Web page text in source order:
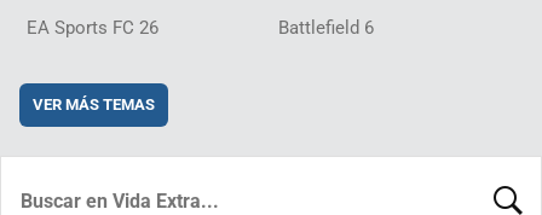
EA Sports FC 26 Battlefield 6
VER MÁS TEMAS